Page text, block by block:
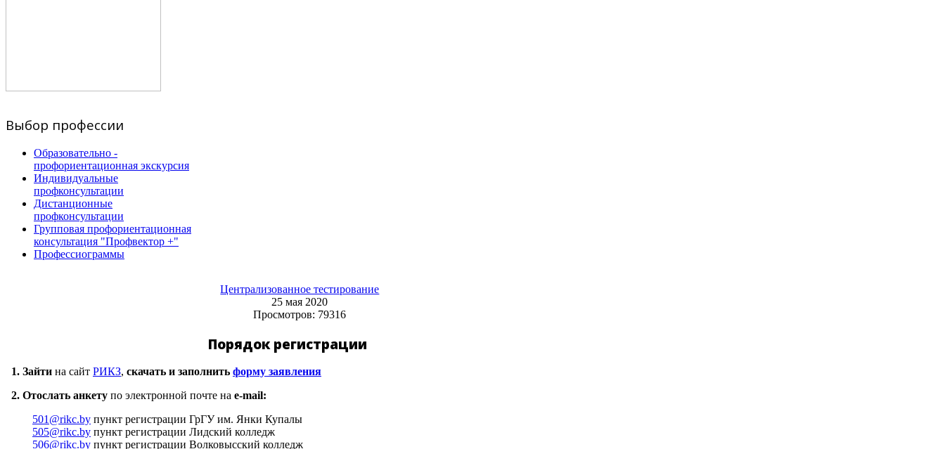
Выбор профессии
Образовательно -
профориентационная экскурсия
Индивидуальные
профконсультации
Дистанционные
профконсультации
Групповая профориентационная
консультация "Профвектор +"
Профессиограммы
Централизованное тестирование
25 мая 2020
Просмотров: 79316
Порядок регистрации
1. Зайти на сайт РИКЗ, скачать и заполнить форму заявления
2. Отослать анкету по электронной почте на e-mail:
501@rikc.by пункт регистрации ГрГУ им. Янки Купалы
505@rikc.by пункт регистрации Лидский колледж
506@rikc.by пункт регистрации Волковысский колледж